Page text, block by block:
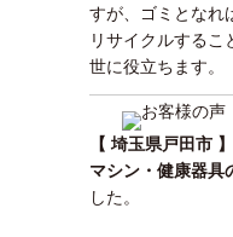
すが、ゴミとなれ
リサイクルするこ
世に役立ちます。
【 埼玉県戸田市 】
マシン・健康器具
した。